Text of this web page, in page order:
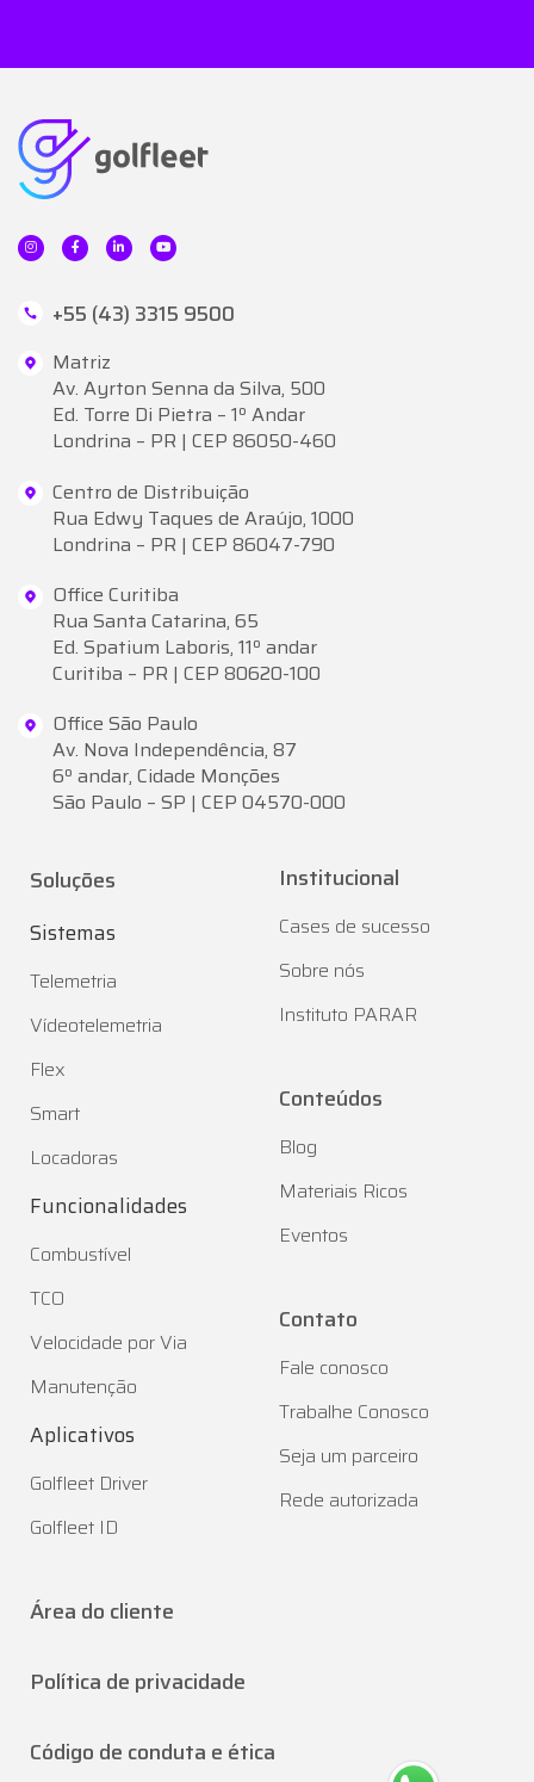
+55 (43) 3315 9500
Matriz
Av. Ayrton Senna da Silva, 500
Ed. Torre Di Pietra – 1º Andar
Londrina – PR | CEP 86050-460
Centro de Distribuição
Rua Edwy Taques de Araújo, 1000
Londrina – PR | CEP 86047-790
Office Curitiba
Rua Santa Catarina, 65
Ed. Spatium Laboris, 11º andar
Curitiba – PR | CEP 80620-100
Office São Paulo
Av. Nova Independência, 87
6º andar, Cidade Monções
São Paulo – SP | CEP 04570-000
Soluções
Sistemas
Telemetria
Vídeotelemetria
Flex
Smart
Locadoras
Funcionalidades
Combustível
TCO
Velocidade por Via
Manutenção
Aplicativos
Golfleet Driver
Golfleet ID
Institucional
Cases de sucesso
Sobre nós
Instituto PARAR
Conteúdos
Blog
Materiais Ricos
Eventos
Contato
Fale conosco
Trabalhe Conosco
Seja um parceiro
Rede autorizada
Área do cliente
Política de privacidade
Código de conduta e ética